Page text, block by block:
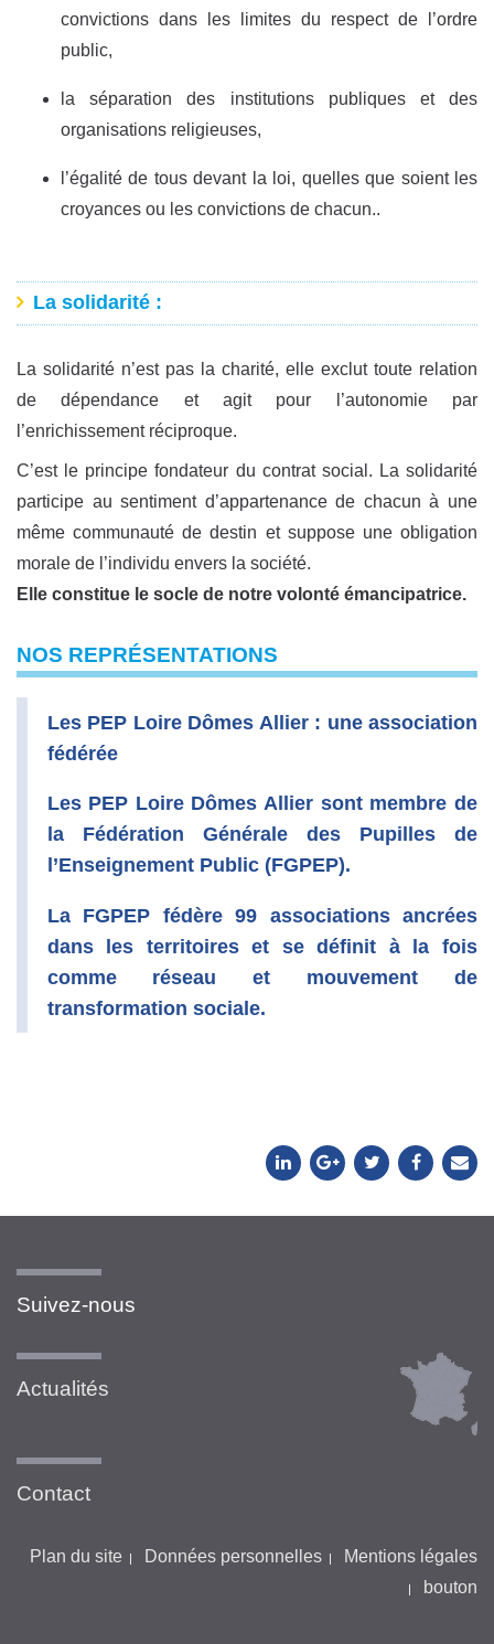
convictions dans les limites du respect de l’ordre
public,
la séparation des institutions publiques et des
organisations religieuses,
l’égalité de tous devant la loi, quelles que soient les
croyances ou les convictions de chacun..
La solidarité:
La solidarité n’est pas la charité, elle exclut toute relation
de dépendance et agit pour l’autonomie par
l’enrichissement réciproque.
C’est le principe fondateur du contrat social. La solidarité
participe au sentiment d’appartenance de chacun à une
même communauté de destin et suppose une obligation
morale de l’individu envers la société.
Elle constitue le socle de notre volonté émancipatrice.
NOS REPRÉSENTATIONS
Les PEP Loire Dômes Allier : une association
fédérée
Les PEP Loire Dômes Allier sont membre de
la Fédération Générale des Pupilles de
l’Enseignement Public (FGPEP).
La FGPEP fédère 99 associations ancrées
dans les territoires et se définit à la fois
comme réseau et mouvement de
transformation sociale.
Suivez-nous
Actualités
Contact
Plan du site Données personnelles
Mentions légales
bouton